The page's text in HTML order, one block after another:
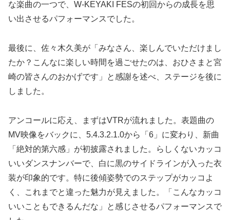
な楽曲の一つで、W-KEYAKI FESの初回からの成長を思
い出させるパフォーマンスでした。
最後に、佐々木久美が「みなさん、楽しんでいただけまし
たか？こんなに楽しい時間を過ごせたのは、おひさまと宮
崎の皆さんのおかげです」と感謝を述べ、ステージを後に
しました。
アンコールに応え、まずはVTRが流れました。表題曲の
MV映像をバックに、5.4.3.2.1.0から「6」に変わり、新曲
「絶対的第六感」が初披露されました。らしくないカッコ
いいダンスナンバーで、白に黒のサイドラインが入った衣
装が印象的です。特に後傾姿勢でのステップがカッコよ
く、これまでと違った魅力が見えました。「こんなカッコ
いいこともできるんだな」と感じさせるパフォーマンスで